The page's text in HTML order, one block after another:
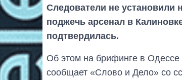
Следователи не установили
поджечь арсенал в
подтвердилась.
Об этом на брифинге в
сообщает «Слово и Дело» со